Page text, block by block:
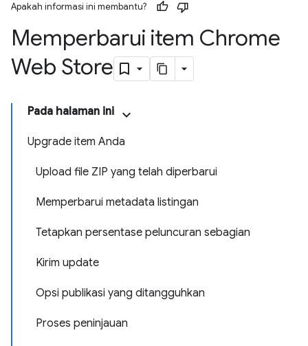
Apakah informasi ini membantu?
Memperbarui item Chrome
Web Store
Pada halaman ini
Upgrade item Anda
Upload file ZIP yang telah diperbarui
Memperbarui metadata listingan
Tetapkan persentase peluncuran sebagian
Kirim update
Opsi publikasi yang ditangguhkan
Proses peninjauan